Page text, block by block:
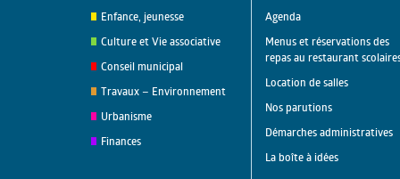
Enfance, jeunesse
Culture et Vie associative
Conseil municipal
Travaux – Environnement
Urbanisme
Finances
Agenda
Menus et réservations des
repas au restaurant
Location de salles
Nos parutions
Démarches administratives
La boîte à idées